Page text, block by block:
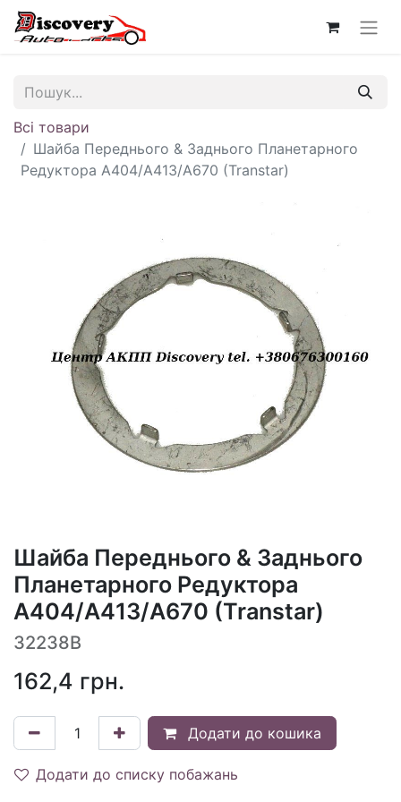
Всі товари
Шайба Переднього & Заднього Планетарного
Редуктора A404/A413/A670 (Transtar)
Шайба Переднього & Заднього
Планетарного Редуктора
A404/A413/A670 (Transtar)
32238B
162,4 грн.
Додати до кошика
Додати до списку побажань